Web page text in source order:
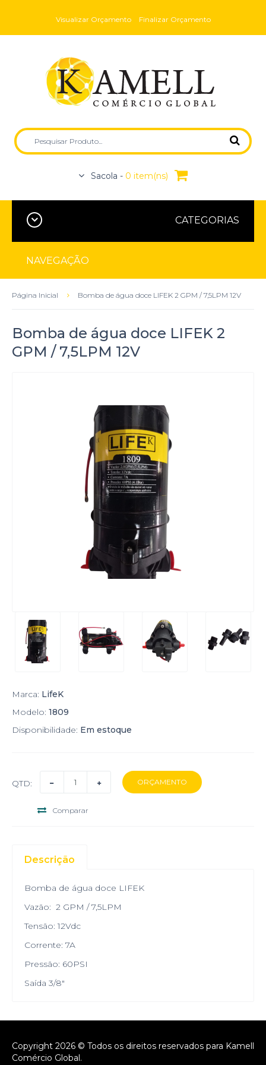
Visualizar Orçamento Finalizar Orçamento
Sacola - 0 item(ns)
CATEGORIAS
NAVEGAÇÃO
Página Inicial Bomba de água doce LIFEK 2 GPM / 7,5LPM 12V
Bomba de água doce LIFEK 2
GPM / 7,5LPM 12V
Marca: LifeK
Modelo: 1809
Disponibilidade: Em estoque
QTD:
Comparar
Descrição
Bomba de água doce LIFEK
Vazão: 2 GPM / 7,5LPM
Tensão: 12Vdc
Corrente: 7A
Pressão: 60PSI
Saída 3/8"
Copyright 2026 © Todos os direitos reservados para Kamell
Comércio Global.